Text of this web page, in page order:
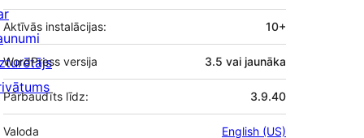
Aktīvās instalācijas: 10+
WordPress versija 3.5 vai jaunāka
Pārbaudīts līdz: 3.9.40
Valoda English (US)